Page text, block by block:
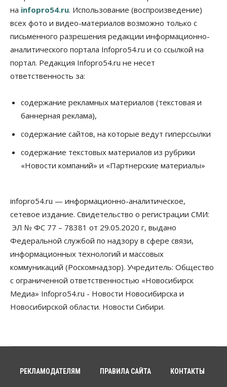
Союз продавцов маркетплейсов
обратился в правительство РФ из-за атак на WB
08 Августа 2026, 10:00
Общество
Новосибирцы будут получать квитанции за ЖКУ
по-новому
08 Августа 2026, 09:00
Бизнес
В Новосибирской области резко
сократился грузооборот в автоперевозках
Общество
В Новосибирске прошёл митинг
против нового закона о памятниках
Бизнес
В аэропорту Толмачёво завершены работы по
бетонированию рулежных дорожек
07 Августа 2026, 17:00
Бизнес Общество
Новосибирцы стали реже оформлять
дома по упрощенной схеме
07 Августа 2026, 16:00
Власть Общество
Роспотребнадзор изъял почти полторы тонны
за полгода
07 Августа 2026, 14:35
на infopro54.ru. Использование (воспроизведение)
всех фото и видео-материалов возможно только с
письменного разрешения редакции информационно-
аналитического портала Infopro54.ru и со ссылкой на
портал. Редакция Infopro54.ru не несет
ответственность за:
содержание рекламных материалов (текстовая и
баннерная реклама),
содержание сайтов, на которые ведут гиперссылки
содержание текстовых материалов из рубрики
«Новости компаний» и «Партнерские материалы»
infopro54.ru — информационно-аналитическое,
сетевое издание. Свидетельство о регистрации СМИ:
ЭЛ № ФС 77 – 78381 от 29.05.2020 г, выдано
Федеральной службой по надзору в сфере связи,
информационных технологий и массовых
коммуникаций (Роскомнадзор). Учредитель: Общество
с ограниченной ответственностью «Новосибирск
Медиа» Infopro54.ru - Новости Новосибирска и
Новосибирской области. Новости Сибири.
РЕКЛАМОДАТЕЛЯМ ПРАВИЛА САЙТА КОНТАКТЫ